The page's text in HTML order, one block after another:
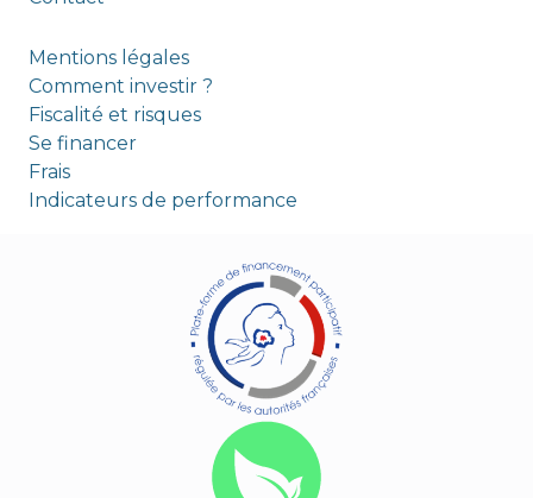
Mentions légales
Comment investir ?
Fiscalité et risques
Se financer
Frais
Indicateurs de performance